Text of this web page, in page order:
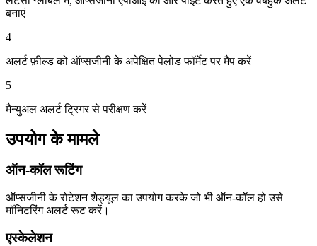
बनाएं
4
अलर्ट फ़ील्ड को ऑप्सजीनी के अपेक्षित पेलोड फॉर्मेट पर मैप करें
5
मैन्युअल अलर्ट ट्रिगर से परीक्षण करें
उपयोग के मामले
ऑन-कॉल रूटिंग
ऑप्सजीनी के रोटेशन शेड्यूल का उपयोग करके जो भी ऑन-कॉल हो उसे
मॉनिटरिंग अलर्ट रूट करें।
एस्केलेशन